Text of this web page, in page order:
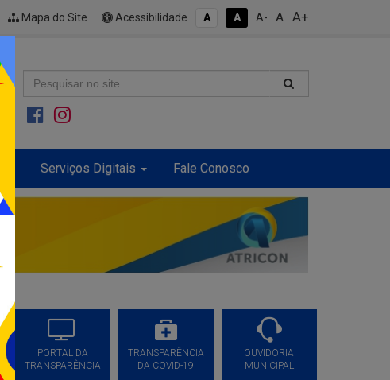
Mapa do Site Acessibilidade A A A- A A+
Serviços Digitais Fale Conosco
PORTAL DA
TRANSPARÊNCIA
TRANSPARÊNCIA
DA COVID-19
OUVIDORIA
MUNICIPAL